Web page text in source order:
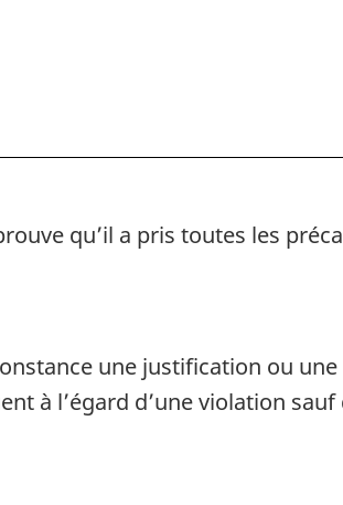
qu’il a pris toutes les
une justification ou
à l’égard d’une violation